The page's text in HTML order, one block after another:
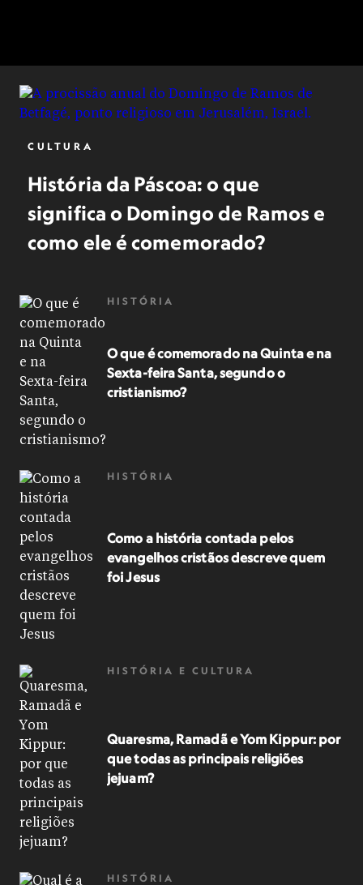
CULTURA
História da Páscoa: o que
significa o Domingo de Ramos e
como ele é comemorado?
HISTÓRIA
O que é comemorado na Quinta e na
Sexta-feira Santa, segundo o
cristianismo?
HISTÓRIA
Como a história contada pelos
evangelhos cristãos descreve quem
foi Jesus
HISTÓRIA E CULTURA
Quaresma, Ramadã e Yom Kippur: por
que todas as principais religiões
jejuam?
HISTÓRIA